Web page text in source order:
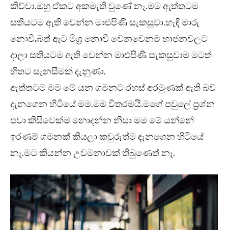
කිව්වා.ඔහු ඒකට අකමැති වුණේ නෑ.මම ඇත්තටම
සතියටම ඇති වෙන්න මාළුපිණි සැකසුවා.හැඳි මාරු
නොවී,බත් ඇට මිශ්‍ර නොවී වෙනවෙනම භාජනවලට
දාලා සතියටම ඇති වෙන්න මාළුපිණි සැකසුවාම මටත්
හිතට සැනසීමක් දැනුණා.
ඇත්තටම මම මේ යන ගමනට රහස් අරමුණක් ඇති බව
දැනගෙන හිටියේ මම.මම විතරමයි.මගේ පවුලේ ප්‍රශ්න
පවා කිසිවෙක්ම නොදන්න නිසා මම මේ යන්නේ
ඉරණම් ගමනක් කියලා කවුරුත්ම දැනගෙන හිටියේ
නෑ.මට කියන්න උවමනාවක් තිබුණෙත් නෑ.